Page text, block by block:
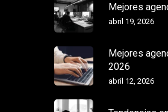
Mejores
abril 19, 2026
Mejores
2026
abril 12, 2026